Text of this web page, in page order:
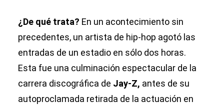
¿De qué trata? En un acontecimiento sin
precedentes, un artista de hip-hop agotó las
entradas de un estadio en sólo dos horas.
Esta fue una culminación espectacular de la
carrera discográfica de Jay-Z, antes de su
autoproclamada retirada de la actuación en